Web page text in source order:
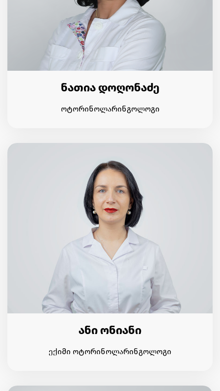
ნათია დოღონაძე
ოტორინოლარინგოლოგი
ანი ონიანი
ექიმი ოტორინოლარინგოლოგი